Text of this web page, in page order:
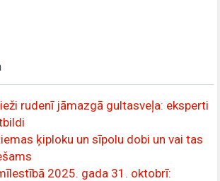
rudenī jāmazgā gultasveļa: eksperti
ķiploku un sīpolu dobi un vai tas
2025. gada 31. oktobrī: